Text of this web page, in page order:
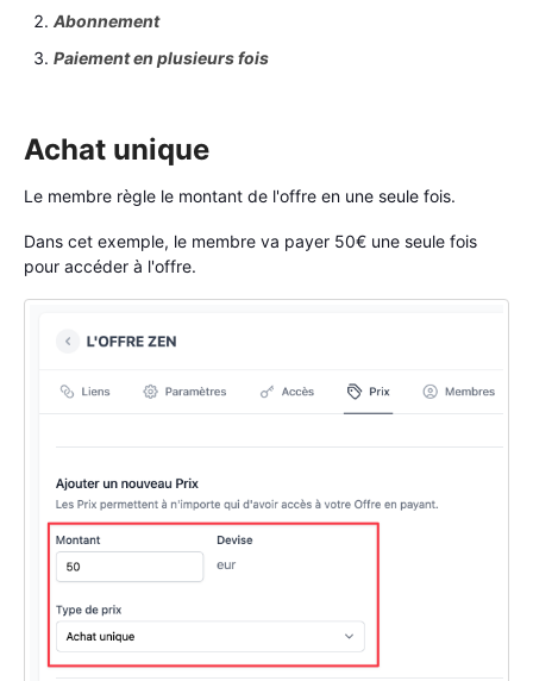
Abonnement
Paiement en plusieurs fois
Achat unique
Le membre règle le montant de l'offre en une seule fois.
Dans cet exemple, le membre va payer 50€ une seule fois
pour accéder à l'offre.